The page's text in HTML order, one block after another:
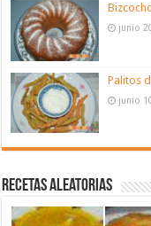
junio
Palitos
junio
Recetas aleatorias